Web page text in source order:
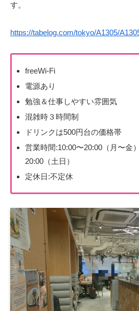
す。
https://tabelog.com/tokyo/A1305/
freeWi-Fi
電源あり
勉強＆仕事しやすい雰囲気
混雑時３時間制
ドリンクは500円台の価格帯
営業時間:10:00〜20:00（月〜金
20:00（土日）
定休日:不定休